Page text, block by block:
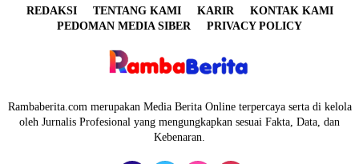
REDAKSI TENTANG KAMI KARIR
KONTAK KAMI
PEDOMAN MEDIA SIBER
PRIVACY POLICY
Rambaberita.com merupakan Media Berita Online terpercaya serta di kelola
oleh Jurnalis Profesional yang mengungkapkan sesuai Fakta, Data, dan
Kebenaran.